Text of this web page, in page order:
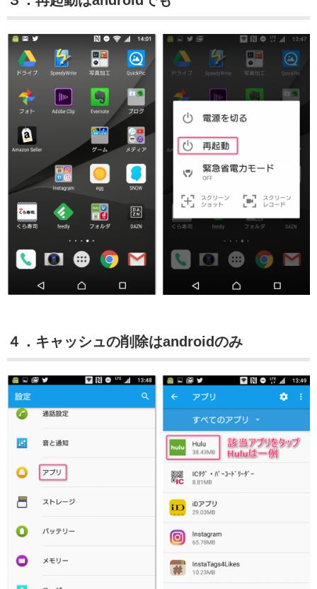
４．キャッシュの削除はandroidのみ